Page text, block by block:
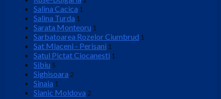
Salina Cacica 1
Salina Turda 1
Sarata Monteoru 1
Sarbatoarea Rozelor Ciumbrud 1
Sat Mlaceni - Perisani 1
Satul Pictat Ciocanesti 1
Sibiu 5
Sighisoara 2
Sinaia 1
Slanic Moldova 2